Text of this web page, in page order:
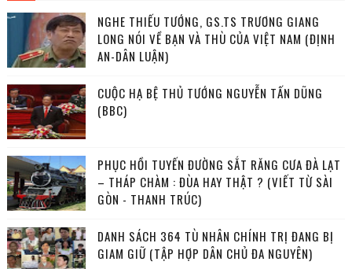
NGHE THIẾU TƯỚNG, GS.TS TRƯƠNG GIANG
LONG NÓI VỀ BẠN VÀ THÙ CỦA VIỆT NAM (ĐỊNH
AN-DÂN LUẬN)
CUỘC HẠ BỆ THỦ TƯỚNG NGUYỄN TẤN DŨNG
(BBC)
PHỤC HỒI TUYẾN ĐƯỜNG SẮT RĂNG CƯA ĐÀ LẠT
– THÁP CHÀM : ĐÙA HAY THẬT ? (VIẾT TỪ SÀI
GÒN - THANH TRÚC)
DANH SÁCH 364 TÙ NHÂN CHÍNH TRỊ ĐANG BỊ
GIAM GIỮ (TẬP HỢP DÂN CHỦ ĐA NGUYÊN)